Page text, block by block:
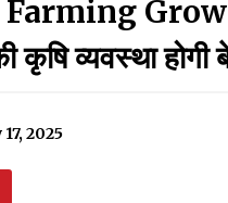
नाम अब्दुल कलाम के नाम पर रखने की घोषणा
18, 2023
कृषि व्यवस्था होगी
2025